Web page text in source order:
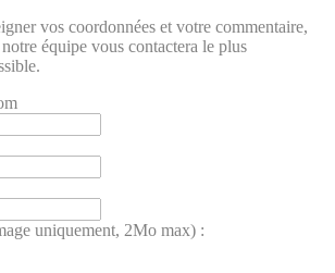
vos coordonnées et votre commentaire,
équipe vous contactera le plus
uniquement, 2Mo max) :